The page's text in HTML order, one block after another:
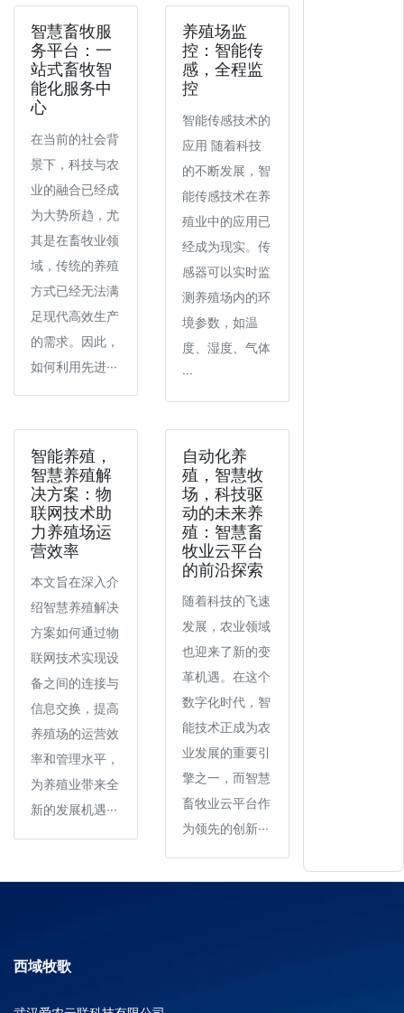
智慧畜牧服
务平台：一
站式畜牧智
能化服务中
心
在当前的社会背
景下，科技与农
业的融合已经成
为大势所趋，尤
其是在畜牧业领
域，传统的养殖
方式已经无法满
足现代高效生产
的需求。因此，
如何利用先进···
养殖场监
控：智能传
感，全程监
控
智能传感技术的
应用 随着科技
的不断发展，智
能传感技术在养
殖业中的应用已
经成为现实。传
感器可以实时监
测养殖场内的环
境参数，如温
度、湿度、气体
···
智能养殖，
智慧养殖解
决方案：物
联网技术助
力养殖场运
营效率
本文旨在深入介
绍智慧养殖解决
方案如何通过物
联网技术实现设
备之间的连接与
信息交换，提高
养殖场的运营效
率和管理水平，
为养殖业带来全
新的发展机遇···
自动化养
殖，智慧牧
场，科技驱
动的未来养
殖：智慧畜
牧业云平台
的前沿探索
随着科技的飞速
发展，农业领域
也迎来了新的变
革机遇。在这个
数字化时代，智
能技术正成为农
业发展的重要引
擎之一，而智慧
畜牧业云平台作
为领先的创新···
西域牧歌